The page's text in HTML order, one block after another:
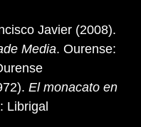
Javier (2008).
Media. Ourense:
El monacato en
Librigal